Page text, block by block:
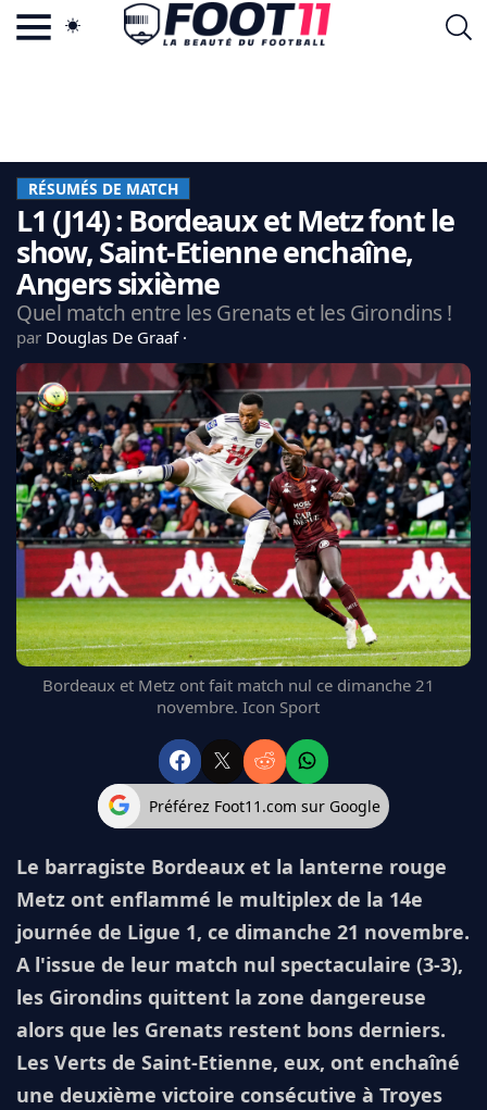
LA CHARTE
VIE PRIVÉE
CGU
CONTACTEZ-NOUS
MERCATO
CDM 2026
EDF
PSG
LIGUE 1
REAL MADRID
FC BARCELONE
MANCHESTER UNITED
CHELSEA
ARSENAL
BAYERN
L'AVIS DE LA RÉDAC'
RÉSUMÉS DE MATCH
L1 (J14) : Bordeaux et Metz font le
show, Saint-Etienne enchaîne,
Angers sixième
Quel match entre les Grenats et les Girondins !
par Douglas De Graaf
Bordeaux et Metz ont fait match nul ce dimanche 21
novembre. Icon Sport
Préférez Foot11.com sur Google
Le barragiste Bordeaux et la lanterne rouge
Metz ont enflammé le multiplex de la 14e
journée de Ligue 1, ce dimanche 21 novembre.
A l'issue de leur match nul spectaculaire (3-3),
les Girondins quittent la zone dangereuse
alors que les Grenats restent bons derniers.
Les Verts de Saint-Etienne, eux, ont enchaîné
une deuxième victoire consécutive à Troyes